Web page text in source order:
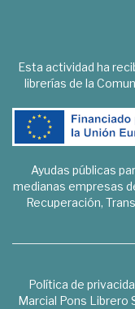
Esta actividad ha
librerías de la
Ayudas públicas
medianas empresas
Recuperación,
Política de
Marcial Pons Librero